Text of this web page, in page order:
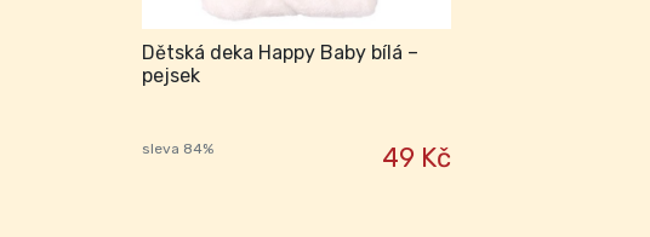
Dětská deka Happy Baby bílá –
pejsek
sleva 84% 49 Kč